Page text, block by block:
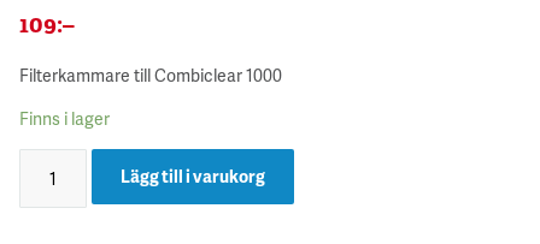
109:–
Filterkammare till Combiclear 1000
Finns i lager
Lägg till i varukorg